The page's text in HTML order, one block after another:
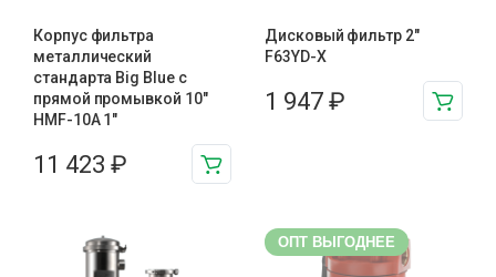
Корпус фильтра
металлический
стандарта Big Blue с
прямой промывкой 10″
HMF-10A 1″
11 423 ₽
Дисковый фильтр 2"
F63YD-X
1 947 ₽
ОПТ ВЫГОДНЕЕ